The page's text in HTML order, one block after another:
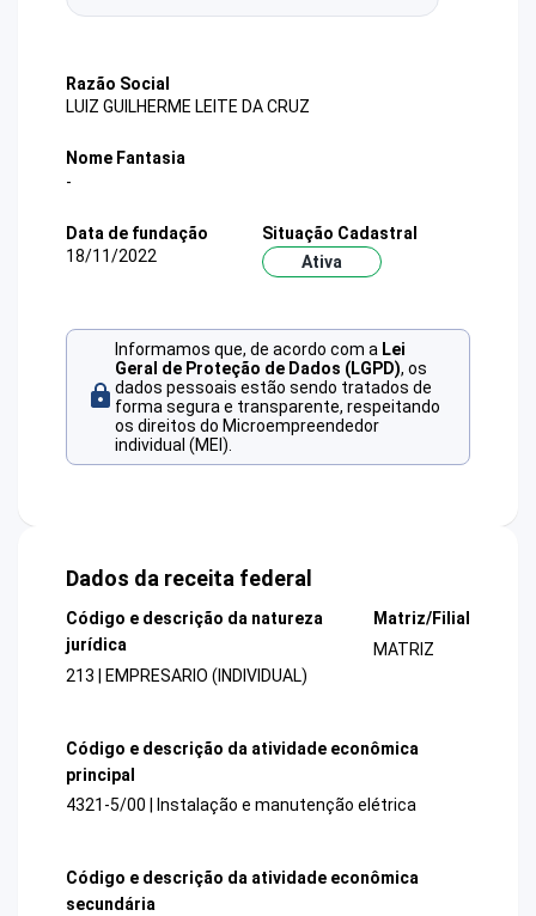
Razão Social
LUIZ GUILHERME LEITE DA CRUZ
Nome Fantasia
-
Data de fundação
18/11/2022
Situação Cadastral
Ativa
Informamos que, de acordo com a Lei
Geral de Proteção de Dados (LGPD), os
dados pessoais estão sendo tratados de
forma segura e transparente, respeitando
os direitos do Microempreendedor
individual (MEI).
Dados da receita federal
Código e descrição da natureza
jurídica
213 | EMPRESARIO (INDIVIDUAL)
Matriz/Filial
MATRIZ
Código e descrição da atividade econômica
principal
4321-5/00 | Instalação e manutenção elétrica
Código e descrição da atividade econômica
secundária